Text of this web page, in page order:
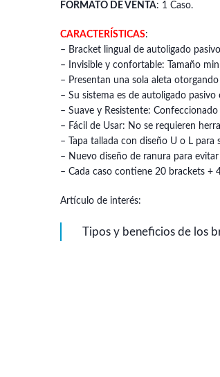
FORMATO DE VENTA: 1 Caso.
CARACTERÍSTICAS:
– Bracket lingual de autoligado
– Invisible y confortable: Tamaño
– Presentan una sola aleta
– Su sistema es de autoligado
– Suave y Resistente:
– Fácil de Usar: No se requieren
– Tapa tallada con diseño U o L
– Nuevo diseño de ranura para
– Cada caso contiene 20 brackets +
Artículo de interés:
Tipos y beneficios de los